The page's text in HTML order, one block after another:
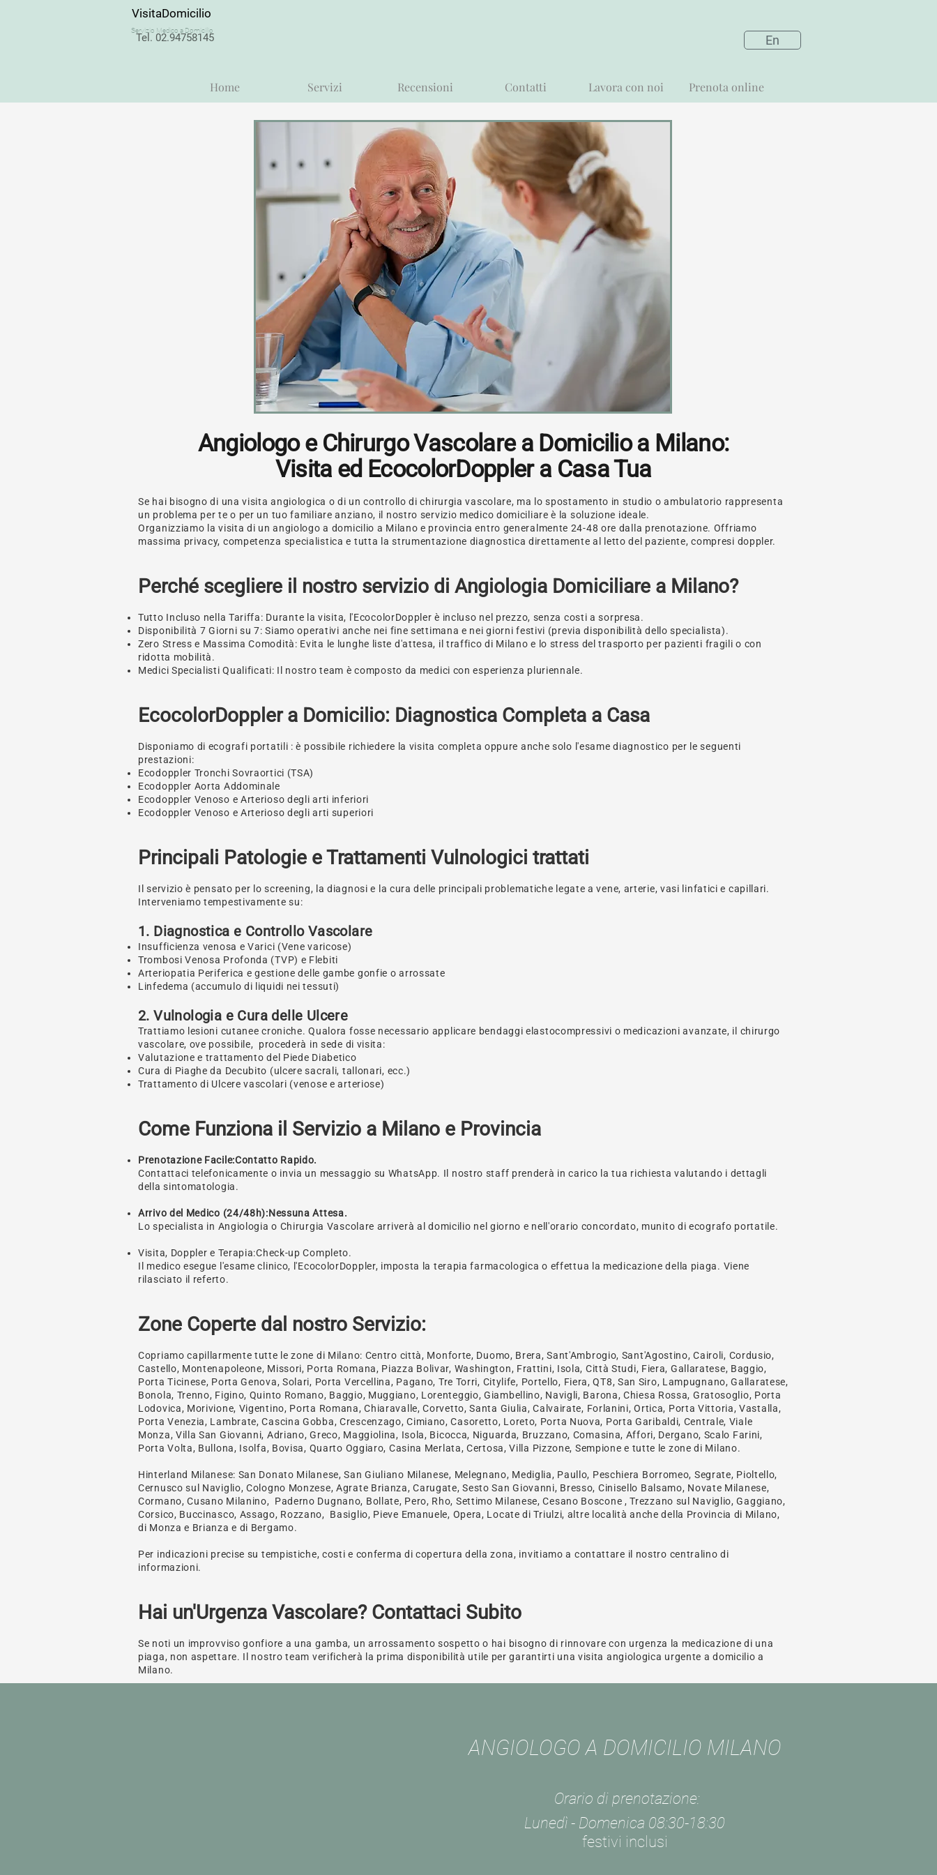
VisitaDomicilio
Servizio Medico a Domicilio
Tel. 02.94758145 En
Home Servizi Recensioni Contatti Lavora con noi Prenota online
Angiologo e Chirurgo Vascolare a Domicilio a Milano:
Visita ed EcocolorDoppler a Casa Tua
Se hai bisogno di una visita angiologica o di un controllo di chirurgia vascolare, ma lo spostamento in studio o ambulatorio rappresenta
un problema per te o per un tuo familiare anziano, il nostro servizio medico domiciliare è la soluzione ideale.
Organizziamo la visita di un angiologo a domicilio a Milano e provincia entro generalmente 24-48 ore dalla prenotazione. Offriamo
massima privacy, competenza specialistica e tutta la strumentazione diagnostica direttamente al letto del paziente, compresi doppler.
Perché scegliere il nostro servizio di Angiologia Domiciliare a Milano?
Tutto Incluso nella Tariffa: Durante la visita, l'EcocolorDoppler è incluso nel prezzo, senza costi a sorpresa.
Disponibilità 7 Giorni su 7: Siamo operativi anche nei fine settimana e nei giorni festivi (previa disponibilità dello specialista).
Zero Stress e Massima Comodità: Evita le lunghe liste d'attesa, il traffico di Milano e lo stress del trasporto per pazienti fragili o con
ridotta mobilità.
Medici Specialisti Qualificati: Il nostro team è composto da medici con esperienza pluriennale.
EcocolorDoppler a Domicilio: Diagnostica Completa a Casa
Disponiamo di ecografi portatili : è possibile richiedere la visita completa oppure anche solo l'esame diagnostico per le seguenti
prestazioni:
Ecodoppler Tronchi Sovraortici (TSA)
Ecodoppler Aorta Addominale
Ecodoppler Venoso e Arterioso degli arti inferiori
Ecodoppler Venoso e Arterioso degli arti superiori
Principali Patologie e Trattamenti Vulnologici trattati
Il servizio è pensato per lo screening, la diagnosi e la cura delle principali problematiche legate a vene, arterie, vasi linfatici e capillari.
Interveniamo tempestivamente su:
1. Diagnostica e Controllo Vascolare
Insufficienza venosa e Varici (Vene varicose)
Trombosi Venosa Profonda (TVP) e Flebiti
Arteriopatia Periferica e gestione delle gambe gonfie o arrossate
Linfedema (accumulo di liquidi nei tessuti)
2. Vulnologia e Cura delle Ulcere
Trattiamo lesioni cutanee croniche. Qualora fosse necessario applicare bendaggi elastocompressivi o medicazioni avanzate, il chirurgo
vascolare, ove possibile, procederà in sede di visita:
Valutazione e trattamento del Piede Diabetico
Cura di Piaghe da Decubito (ulcere sacrali, tallonari, ecc.)
Trattamento di Ulcere vascolari (venose e arteriose)
Come Funziona il Servizio a Milano e Provincia
Prenotazione Facile:Contatto Rapido.
Contattaci telefonicamente o invia un messaggio su WhatsApp. Il nostro staff prenderà in carico la tua richiesta valutando i dettagli
della sintomatologia.
Arrivo del Medico (24/48h):Nessuna Attesa.
Lo specialista in Angiologia o Chirurgia Vascolare arriverà al domicilio nel giorno e nell'orario concordato, munito di ecografo portatile.
Visita, Doppler e Terapia:Check-up Completo.
Il medico esegue l'esame clinico, l'EcocolorDoppler, imposta la terapia farmacologica o effettua la medicazione della piaga. Viene
rilasciato il referto.
Zone Coperte dal nostro Servizio:
Copriamo capillarmente tutte le zone di Milano: Centro città, Monforte, Duomo, Brera, Sant'Ambrogio, Sant'Agostino, Cairoli, Cordusio,
Castello, Montenapoleone, Missori, Porta Romana, Piazza Bolivar, Washington, Frattini, Isola, Città Studi, Fiera, Gallaratese, Baggio,
Porta Ticinese, Porta Genova, Solari, Porta Vercellina, Pagano, Tre Torri, Citylife, Portello, Fiera, QT8, San Siro, Lampugnano, Gallaratese,
Bonola, Trenno, Figino, Quinto Romano, Baggio, Muggiano, Lorenteggio, Giambellino, Navigli, Barona, Chiesa Rossa, Gratosoglio, Porta
Lodovica, Morivione, Vigentino, Porta Romana, Chiaravalle, Corvetto, Santa Giulia, Calvairate, Forlanini, Ortica, Porta Vittoria, Vastalla,
Porta Venezia, Lambrate, Cascina Gobba, Crescenzago, Cimiano, Casoretto, Loreto, Porta Nuova, Porta Garibaldi, Centrale, Viale
Monza, Villa San Giovanni, Adriano, Greco, Maggiolina, Isola, Bicocca, Niguarda, Bruzzano, Comasina, Affori, Dergano, Scalo Farini,
Porta Volta, Bullona, Isolfa, Bovisa, Quarto Oggiaro, Casina Merlata, Certosa, Villa Pizzone, Sempione e tutte le zone di Milano.
Hinterland Milanese: San Donato Milanese, San Giuliano Milanese, Melegnano, Mediglia, Paullo, Peschiera Borromeo, Segrate, Pioltello,
Cernusco sul Naviglio, Cologno Monzese, Agrate Brianza, Carugate, Sesto San Giovanni, Bresso, Cinisello Balsamo, Novate Milanese,
Cormano, Cusano Milanino, Paderno Dugnano, Bollate, Pero, Rho, Settimo Milanese, Cesano Boscone , Trezzano sul Naviglio, Gaggiano,
Corsico, Buccinasco, Assago, Rozzano, Basiglio, Pieve Emanuele, Opera, Locate di Triulzi, altre località anche della Provincia di Milano,
di Monza e Brianza e di Bergamo.
Per indicazioni precise su tempistiche, costi e conferma di copertura della zona, invitiamo a contattare il nostro centralino di
informazioni.
Hai un'Urgenza Vascolare? Contattaci Subito
Se noti un improvviso gonfiore a una gamba, un arrossamento sospetto o hai bisogno di rinnovare con urgenza la medicazione di una
piaga, non aspettare. Il nostro team verificherà la prima disponibilità utile per garantirti una visita angiologica urgente a domicilio a
Milano.
ANGIOLOGO A DOMICILIO MILANO
Orario di prenotazione:
Lunedì - Domenica 08:30-18:30
festivi inclusi